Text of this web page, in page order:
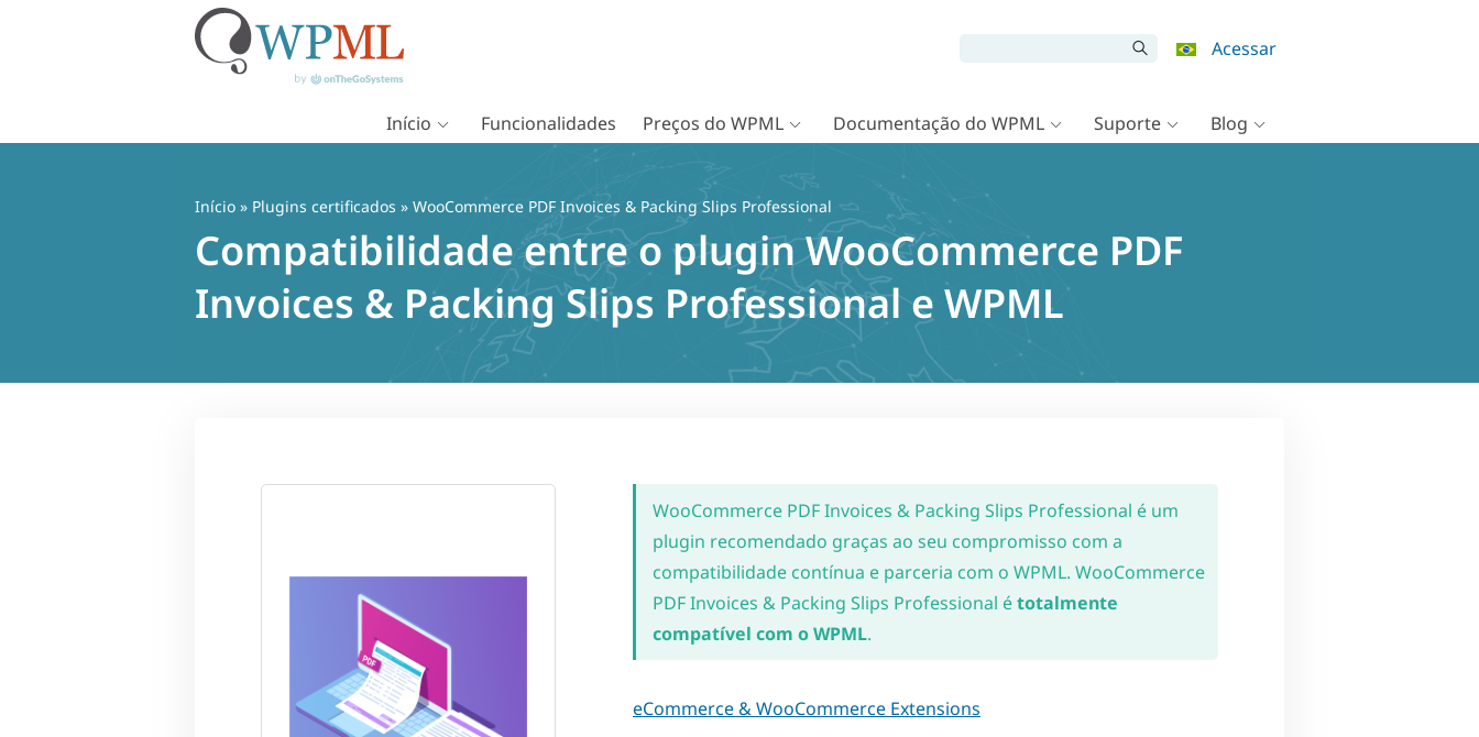
Acessar
Início Funcionalidades Preços do WPML Documentação do WPML Suporte Blog
Início » Plugins certificados » WooCommerce PDF Invoices & Packing Slips Professional
Compatibilidade entre o plugin WooCommerce PDF
Invoices & Packing Slips Professional e WPML
WooCommerce PDF Invoices & Packing Slips Professional é um
plugin recomendado graças ao seu compromisso com a
compatibilidade contínua e parceria com o WPML. WooCommerce
PDF Invoices & Packing Slips Professional étotalmente
compatível com o WPML.
eCommerce & WooCommerce Extensions